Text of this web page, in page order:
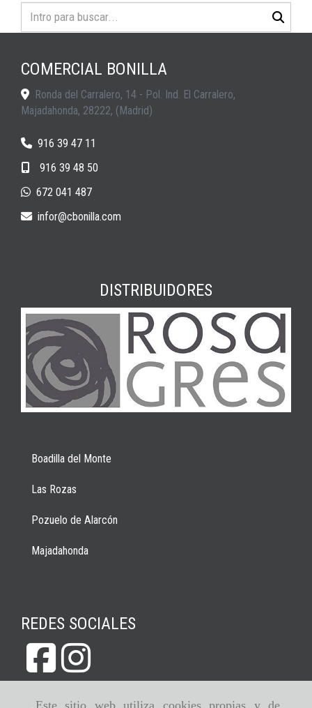
COMERCIAL BONILLA
Ronda del Carralero, 14 - Pol. Ind. El Carralero,
Majadahonda, 28222, (Madrid)
916 39 47 11
916 39 48 50
672 041 487
infor
cbonilla.com
DISTRIBUIDORES
Boadilla del Monte
Las Rozas
Pozuelo de Alarcón
Majadahonda
REDES SOCIALES